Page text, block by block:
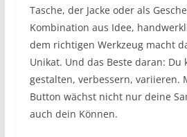
Tasche, der Jacke oder als
Kombination aus Idee,
dem richtigen Werkzeug macht
Unikat. Und das Beste daran:
gestalten, verbessern, variieren.
Button wächst nicht nur deine
auch dein Können.